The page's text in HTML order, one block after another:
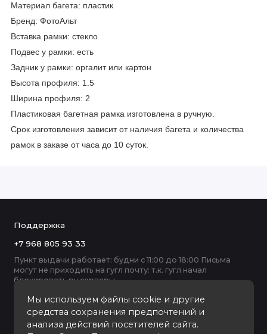
Материал багета: пластик
Бренд: ФотоАльт
Вставка рамки: стекло
Подвес у рамки: есть
Задник у рамки: оргалит или картон
Высота профиля: 1.5
Ширина профиля: 2
Пластиковая багетная рамка изготовлена в ручную.
Срок изготовления зависит от наличия багета и количества
рамок в заказе от часа до 10 суток.
Мы используем файлы cookie и другие
средства сохранения предпочтений и
анализа действий посетителей сайта.
Поддержка
+7 968 805 93 33
Пункт выдачи работает: будни с 11:00 до 18:00 Письма
могут не приходить на гугл почту: т.к. гугл начал
блокировать ру серверы